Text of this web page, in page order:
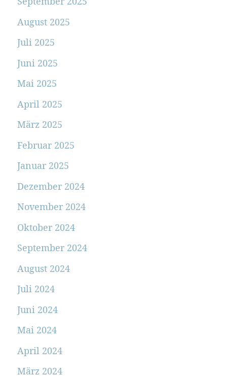
August 2025
Juli 2025
Juni 2025
Mai 2025
April 2025
März 2025
Februar 2025
Januar 2025
Dezember 2024
November 2024
Oktober 2024
September 2024
August 2024
Juli 2024
Juni 2024
Mai 2024
April 2024
März 2024